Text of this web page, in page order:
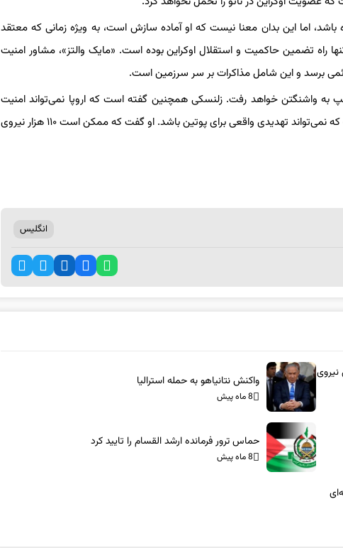
باشد، اما این بدان معنا نیست که او آماده سازش است، به ویژه زمانی که معتقد
راه تضمین حاکمیت و استقلال اوکراین بوده است. «مایک والتز»، مشاور امنیت
برسد و این شامل مذاکرات بر سر سرزمین است.
به واشنگتن خواهد رفت. زلنسکی همچنین گفته است که اروپا نمی‌تواند امنیت
اوکراین را بدون آمریکا تضمین کند، زیرا تعداد سربازانش بسیار کم است که نمی‌تواند تهدیدی واقعی برای پوتین باشد. او گفت که ممکن است ۱۱۰ هزار نیروی
انگلیس
واکنش نتانیاهو به حمله استرالیا
8 ماه پیش
حماس ترور فرمانده ارشد القسام را تایید کرد
8 ماه پیش